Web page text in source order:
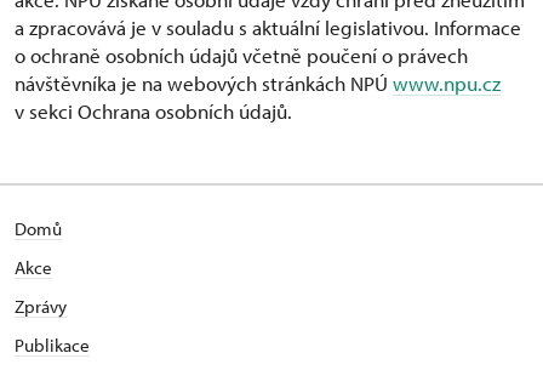
a zpracovává je v souladu s aktuální legislativou. Informace
o ochraně osobních údajů včetně poučení o právech
návštěvníka je na webových stránkách NPÚ www.npu.cz
v sekci Ochrana osobních údajů.
Domů
Akce
Zprávy
Publikace